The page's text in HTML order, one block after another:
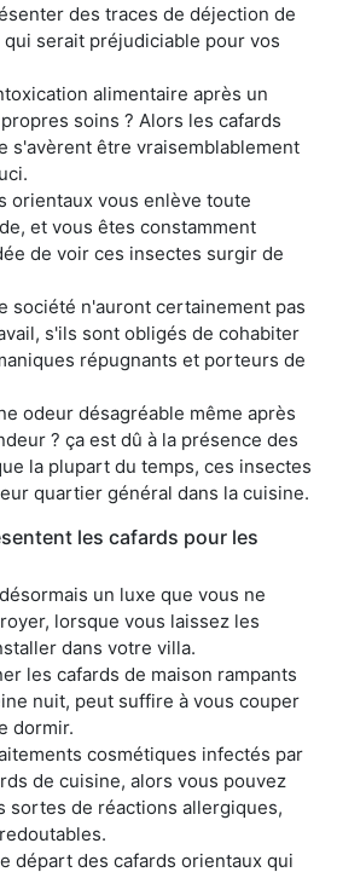
des traces de déjection de
serait préjudiciable pour vos
alimentaire après un
soins ? Alors les cafards
s'avèrent être vraisemblablement
orientaux vous enlève toute
et vous êtes constamment
de voir ces insectes surgir de
société n'auront certainement pas
s'ils sont obligés de cohabiter
répugnants et porteurs de
odeur désagréable même après
? ça est dû à la présence des
la plupart du temps, ces insectes
quartier général dans la cuisine.
les cafards pour les
un luxe que vous ne
lorsque vous laissez les
dans votre villa.
les cafards de maison rampants
nuit, peut suffire à vous couper
dormir.
cosmétiques infectés par
de cuisine, alors vous pouvez
sortes de réactions allergiques,
départ des cafards orientaux qui